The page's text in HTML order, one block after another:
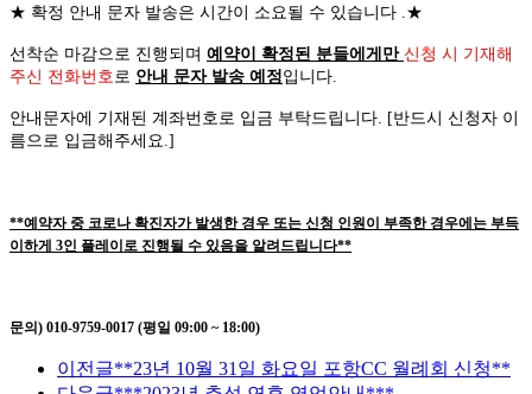
★ 확정 안내 문자 발송은 시간이 소요될 수 있습니다 .★
선착순 마감으로 진행되며 예약이 확정된 분들에게만 신청 시 기재해
주신 전화번호로 안내 문자 발송 예정입니다.
안내문자에 기재된 계좌번호로 입금 부탁드립니다. [반드시 신청자 이
름으로 입금해주세요.]
**예약자 중 코로나 확진자가 발생한 경우 또는 신청 인원이 부족한 경우에는 부득
이하게 3인 플레이로 진행될 수 있음을 알려드립니다**
문의) 010-9759-0017 (평일 09:00 ~ 18:00)
이전글**23년 10월 31일 화요일 포항CC 월례회 신청**